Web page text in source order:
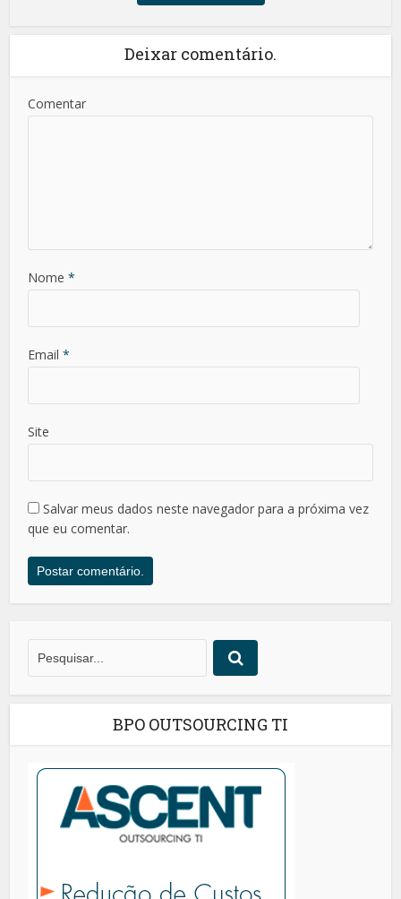
Deixar comentário.
Comentar
Nome *
Email *
Site
Salvar meus dados neste navegador para a próxima vez
que eu comentar.
BPO OUTSOURCING TI